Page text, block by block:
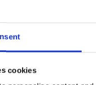
cookies